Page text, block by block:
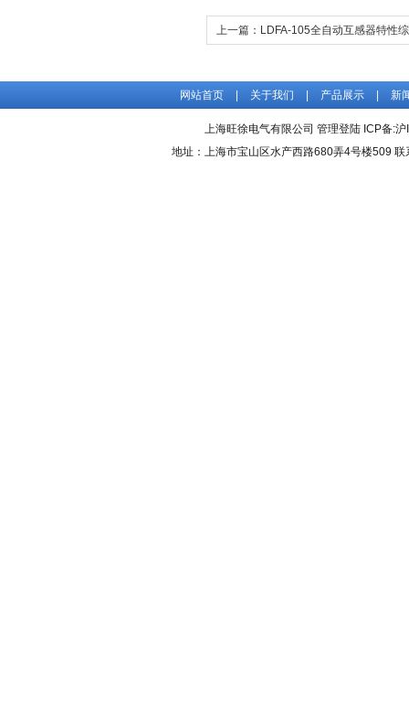
上一篇： LDFA-105全自动互感器特性
网站首页 关于我们 产品展示 新
上海旺徐电气有限公司 管理登陆 ICP备:沪
地址：上海市宝山区水产西路680弄4号楼509